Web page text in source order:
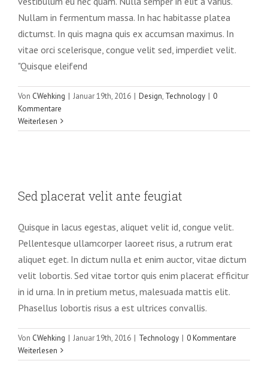
Nullam in fermentum massa. In hac habitasse platea
dictumst. In quis magna quis ex accumsan maximus. In
vitae orci scelerisque, congue velit sed, imperdiet velit.
"Quisque eleifend
Von CWehking | Januar 19th, 2016 | Design, Technology | 0
Kommentare
Weiterlesen
Technology
Sed placerat velit ante feugiat
Quisque in lacus egestas, aliquet velit id, congue velit.
Pellentesque ullamcorper laoreet risus, a rutrum erat
aliquet eget. In dictum nulla et enim auctor, vitae dictum
velit lobortis. Sed vitae tortor quis enim placerat efficitur
in id urna. In in pretium metus, malesuada mattis elit.
Phasellus lobortis risus a est ultrices convallis.
Von CWehking | Januar 19th, 2016 | Technology | 0 Kommentare
Weiterlesen